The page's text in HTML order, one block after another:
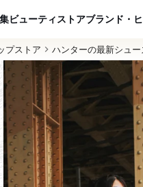
ビューティ ストアブランド・
プストア ハンターの最新シュ